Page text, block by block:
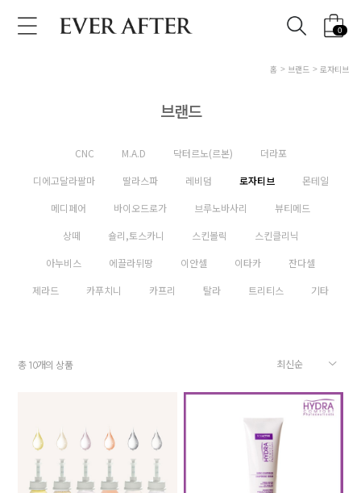
0
홈 브랜드 로자티브
브랜드
CNC M.A.D 닥터르노(르본)
더라포
디에고달라팔마
딸라스파 레비덤 로자티브
몬테일
메디페어
바이오드로가 브루노바사리
뷰티메드
상떼
숄리,토스카니 스킨볼릭
스킨클리닉
아누비스
에끌라뒤땅 이안셀 이타카
잔다셀
제라드
카푸치니 카프리 탈라 트리티스 기타
총10개의 상품